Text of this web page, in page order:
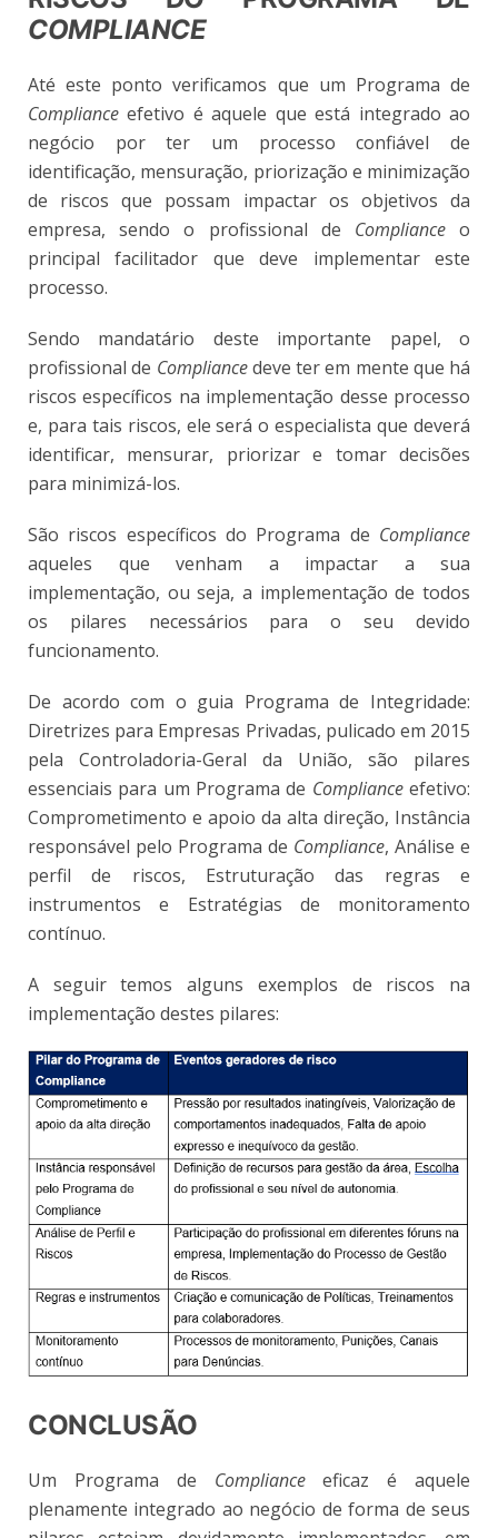
COMPLIANCE
Até este ponto verificamos que um Programa de
Compliance efetivo é aquele que está integrado ao
negócio por ter um processo confiável de
identificação, mensuração, priorização e minimização
de riscos que possam impactar os objetivos da
empresa, sendo o profissional de Complianceo
principal facilitador que deve implementar este
processo.
Sendo mandatário deste importante papel, o
profissional de Compliancedeve ter em mente que há
riscos específicos na implementação desse processo
e, para tais riscos, ele será o especialista que deverá
identificar, mensurar, priorizar e tomar decisões
para minimizá-los.
São riscos específicos do Programa de Compliance
aqueles que venham a impactar a sua
implementação, ou seja, a implementação de todos
os pilares necessários para o seu devido
funcionamento.
De acordo com o guia Programa de Integridade:
Diretrizes para Empresas Privadas, pulicado em 2015
pela Controladoria-Geral da União, são pilares
essenciais para um Programa de Complianceefetivo:
Comprometimento e apoio da alta direção, Instância
responsável pelo Programa de Compliance, Análise e
perfil de riscos, Estruturação das regras e
instrumentos e Estratégias de monitoramento
contínuo.
A seguir temos alguns exemplos de riscos na
implementação destes pilares:
CONCLUSÃO
Um Programa de Complianceeficaz é aquele
plenamente integrado ao negócio de forma de seus